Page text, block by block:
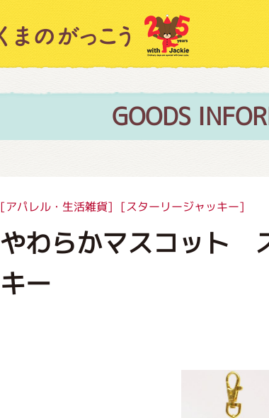
GOODS
[アパレル・生活雑貨] [スターリージャッキー]
やわらかマスコット
キー
キャラクター紹介
絵本・作家紹介
グッズインフォメーション